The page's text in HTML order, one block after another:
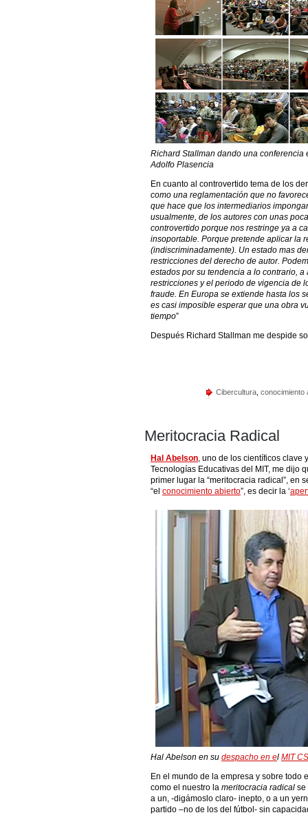
Richard Stallman dando una
Adolfo Plasencia
En cuanto al controvertido tema de los
como una reglamentación que no
que hace que los intermediarios
usualmente, de los autores con unas
controvertido porque nos restringe ya a
insoportable. Porque pretende aplicar la
(indiscriminadamente). Un estado mas
restricciones del derecho de autor.
estados por su tendencia a lo contrario,
restricciones y el periodo de vigencia de
fraude. En Europa se extiende hasta los
es casi imposible esperar que una obra
tiempo”
Después Richard Stallman me despide
Cibercultura conocimiento
Meritocracia Radical
Hal Abelson, uno de los científicos clave
Tecnologías Educativas del MIT, me dijo
primer lugar la “meritocracia radical”, en
“el conocimiento abierto”, es decir la ‘
Hal Abelson en su despacho en el MIT
En el mundo de la empresa y sobre todo
como el nuestro la meritocracia radical se
a un, -digámoslo claro- inepto, o a un
partido –no de los del fútbol- sin